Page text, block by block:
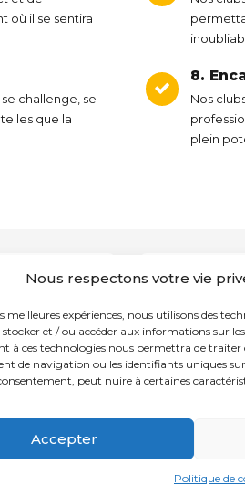
Nous respectons votre vie
meilleures expériences, nous utilisons des
et / ou accéder aux informations sur
à ces technologies nous permettra de traiter
de navigation ou les identifiants uniques sur
peut nuire à certaines
Accepter
Politique de
où il se sentira
challenge, se
que la
8.
Nos
plein
1996!
S'INSCRIRE